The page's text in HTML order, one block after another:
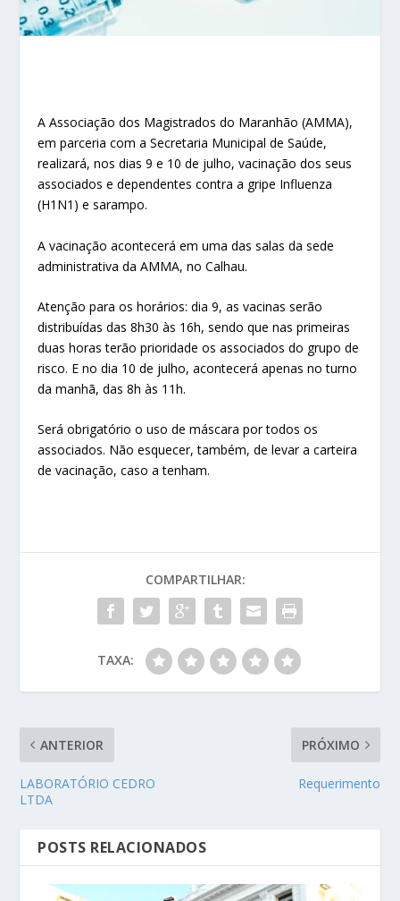
A Associação dos Magistrados do Maranhão (AMMA),
em parceria com a Secretaria Municipal de Saúde,
realizará, nos dias 9 e 10 de julho, vacinação dos seus
associados e dependentes contra a gripe Influenza
(H1N1) e sarampo.
A vacinação acontecerá em uma das salas da sede
administrativa da AMMA, no Calhau.
Atenção para os horários: dia 9, as vacinas serão
distribuídas das 8h30 às 16h, sendo que nas primeiras
duas horas terão prioridade os associados do grupo de
risco. E no dia 10 de julho, acontecerá apenas no turno
da manhã, das 8h às 11h.
Será obrigatório o uso de máscara por todos os
associados. Não esquecer, também, de levar a carteira
de vacinação, caso a tenham.
COMPARTILHAR:
TAXA:
ANTERIOR
LABORATÓRIO CEDRO
LTDA
PRÓXIMO
Requerimento
POSTS RELACIONADOS